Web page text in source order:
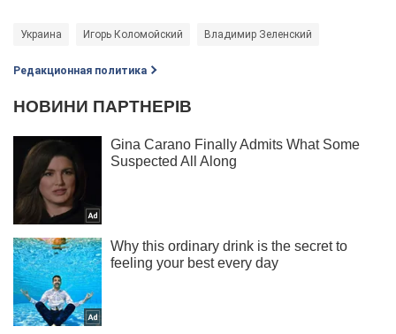
Украина Игорь Коломойский Владимир Зеленский
Редакционная политика